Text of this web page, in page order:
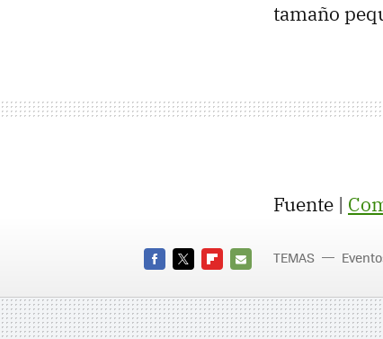
tamaño
Fuente |
MAIL
TEMAS